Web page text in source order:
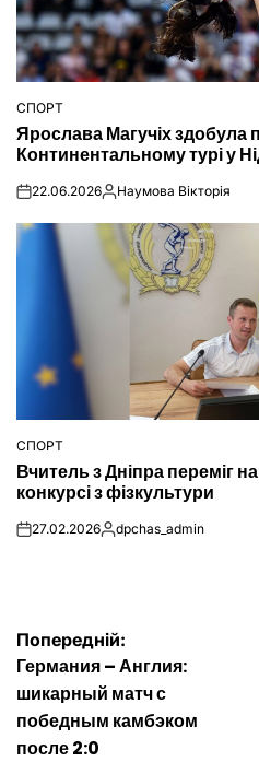
ОПУБЛІКУВАТИ
У
СПОРТ
Ярослава Магучіх здобула
Континентальному турі у
on22.06.2026Опубліковано
Наумова Вікторія
ОПУБЛІКУВАТИ
У
СПОРТ
Вчитель з Дніпра переміг
конкурсі з фізкультури
on27.02.2026Опубліковано
dpchas_admin
Навігація
записів
Попередній:
Германия – Англия:
шикарный матч с
победным камбэком
после 2:0